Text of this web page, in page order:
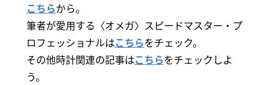
こちらから。
筆者が愛用する〈オメガ〉スピードマスター・プ
ロフェッショナルはこちらをチェック。
その他時計関連の記事はこちらをチェックしよ
う。